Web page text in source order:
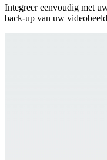
Integreer eenvoudig met
back-up van uw